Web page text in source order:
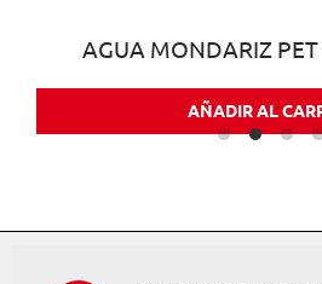
AGUA MONDARIZ
AÑADIR AL